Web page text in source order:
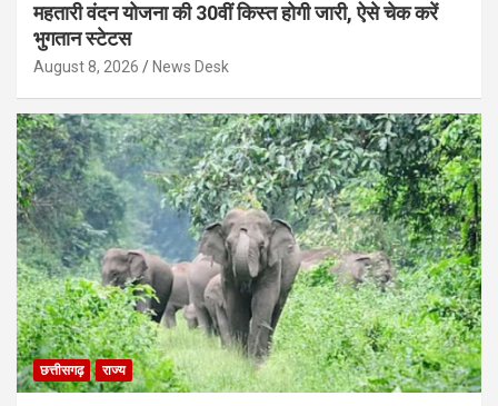
महतारी वंदन योजना की 30वीं किस्त होगी जारी, ऐसे चेक करें
भुगतान स्टेटस
August 8, 2026 News Desk
छत्तीसगढ़ राज्य